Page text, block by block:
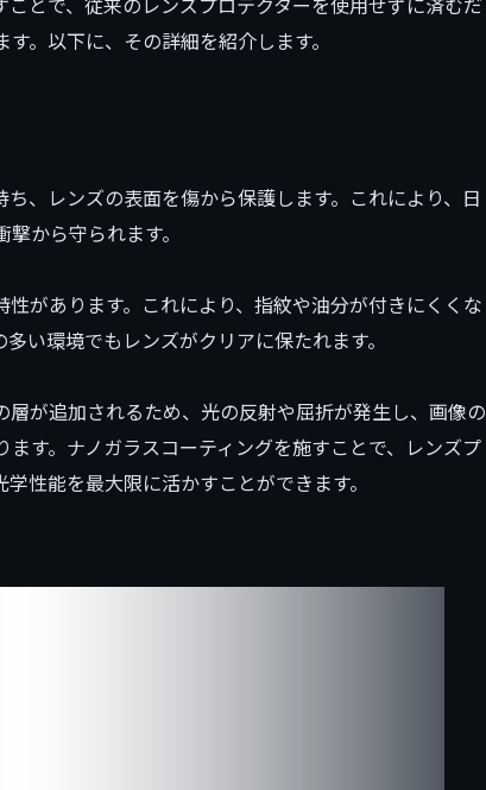
。以下に、その詳細を紹介します。
、レンズの表面を傷から保護します。これにより、日
から守られます。
があります。これにより、指紋や油分が付きにくくな
い環境でもレンズがクリアに保たれます。
が追加されるため、光の反射や屈折が発生し、画像の
す。ナノガラスコーティングを施すことで、レンズプ
性能を最大限に活かすことができます。